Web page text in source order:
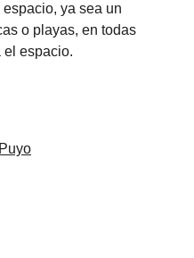
ya sea un
o playas, en todas
el espacio.